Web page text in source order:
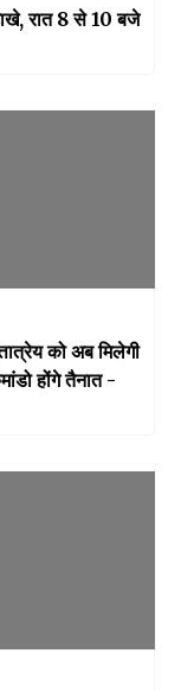
रात 8 से 10 बजे
को अब मिलेगी
होंगे तैनात -